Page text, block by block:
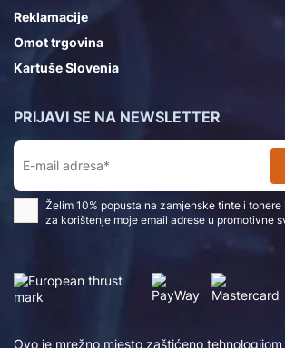
Reklamacije
Omot trgovina
Kartuše Slovenia
Ovo je mrežno mjesto zaštićeno tehnologijom
PRIJAVI SE NA NEWSLETTER
Želim 10% popusta na zamjenske tinte i
za korištenje moje email adrese u promotivne